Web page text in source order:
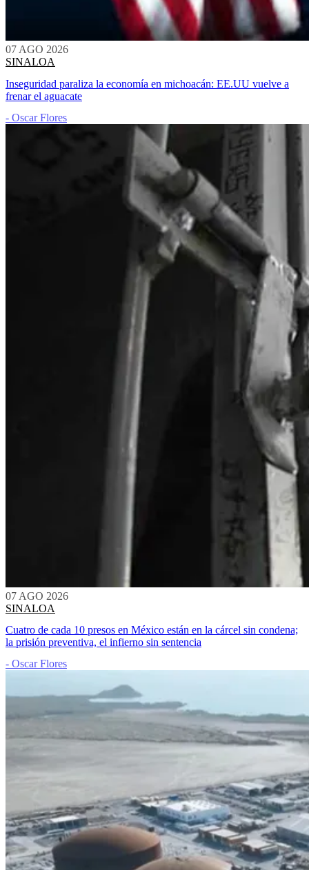
07 AGO 2026
SINALOA
Inseguridad paraliza la economía en michoacán: EE.UU vuelve a
frenar el aguacate
- Oscar Flores
07 AGO 2026
SINALOA
Cuatro de cada 10 presos en México están en la cárcel sin condena;
la prisión preventiva, el infierno sin sentencia
- Oscar Flores